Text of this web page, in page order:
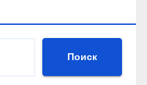
Поиск